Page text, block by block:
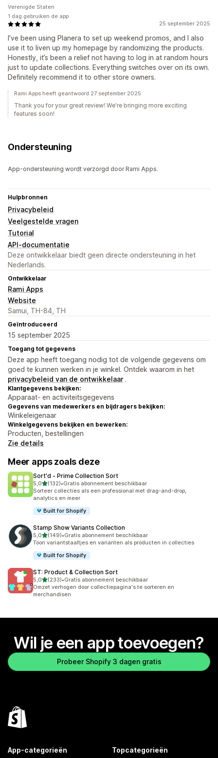
25 september 2025
I’ve been using Planera to set up weekend promos, and I also
use it to liven up my homepage by randomizing the products.
Honestly, it’s been a relief not having to log in at random hours
just to update collections. Everything switches over on its own.
Definitely recommend it to other store owners.
Verenigde Staten
1 dag gebruiken de app
Rami Apps heeft geantwoord 27 september 2025
Thank you for your great review! We're bringing more exciting
features soon!
Ondersteuning
App-ondersteuning wordt verzorgd door Rami Apps.
Hulpbronnen
Privacybeleid
Veelgestelde vragen
Tutorial
API-documentatie
Deze ontwikkelaar biedt geen directe ondersteuning in het
Nederlands.
Ontwikkelaar
Rami Apps
Website
Samui, TH-84, TH
Geïntroduceerd
15 september 2025
Toegang tot gegevens
Deze app heeft toegang nodig tot de volgende gegevens om
goed te kunnen werken in je winkel. Ontdek waarom in het
privacybeleid van de ontwikkelaar .
Klantgegevens bekijken:
Apparaat- en activiteitsgegevens
Gegevens van medewerkers en bijdragers bekijken:
Winkeleigenaar
Winkelgegevens bekijken en bewerken:
Producten, bestellingen
Zie details
Meer apps zoals deze
Sort'd ‑ Prime Collection Sort
5,0van 5 sterren
(132)
132 recensies in totaal
•Gratis abonnement beschikbaar
Sorteer collecties als een professional met drag-and-drop,
analytics en meer
Built for Shopify
Stamp Show Variants Collection
5,0van 5 sterren
(149)
149 recensies in totaal
•Gratis abonnement beschikbaar
Toon variantstaaltjes en varianten als producten in collecties
Built for Shopify
ST: Product & Collection Sort
5,0van 5 sterren
(233)
233 recensies in totaal
•Gratis abonnement beschikbaar
Omzet verhogen door collectiepagina's te sorteren en
merchandisen
Wil je een app toevoegen?
Probeer Shopify 3 dagen gratis
App-categorieën Topcategorieën